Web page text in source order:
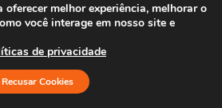
melhor experiência, melhorar o
você interage em nosso site e
de privacidade
Recusar Cookies